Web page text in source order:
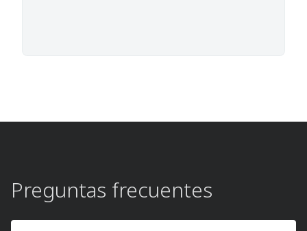
Preguntas frecuentes